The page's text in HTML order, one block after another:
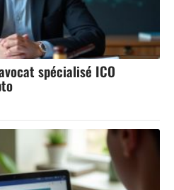
spécialisé ICO